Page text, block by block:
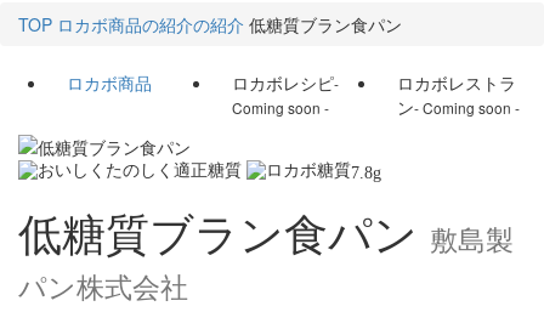
TOP ロカボ商品の紹介の紹介 低糖質ブラン食パン
ロカボ商品 ロカボレシピ-
Coming soon -
ロカボレストラ
ン- Coming soon -
7.8g
低糖質ブラン食パン 敷島製
パン株式会社